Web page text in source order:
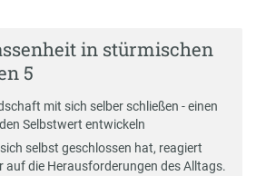
in stürmischen
5
mit sich selber schließen - einen
Selbstwert entwickeln
selbst geschlossen hat, reagiert
auf die Herausforderungen des Alltags.